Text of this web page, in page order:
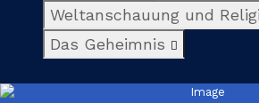
Weltanschauung und
Das Geheimnis